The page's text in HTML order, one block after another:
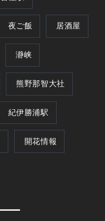
夜ご飯 居酒屋
瀞峡
熊野那智大社
紀伊勝浦駅
開花情報